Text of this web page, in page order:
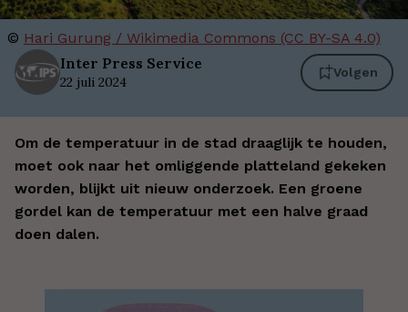
© Hari Gurung / Wikimedia Commons (CC BY-SA 4.0)
Inter Press Service
22 juli 2024
Volgen
Om de temperatuur in de stad draaglijk te houden,
moet ook naar het omliggende platteland gekeken
worden, blijkt uit nieuw onderzoek. Een groene
gordel kan de temperatuur met een halve graad
doen dalen.